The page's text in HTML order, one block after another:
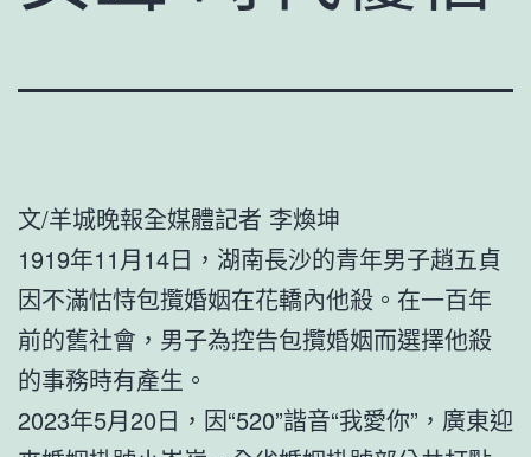
文/羊城晚報全媒體記者 李煥坤
1919年11月14日，湖南長沙的青年男子趙五貞
因不滿怙恃包攬婚姻在花轎內他殺。在一百年
前的舊社會，男子為控告包攬婚姻而選擇他殺
的事務時有產生。
2023年5月20日，因“520”諧音“我愛你”，廣東迎